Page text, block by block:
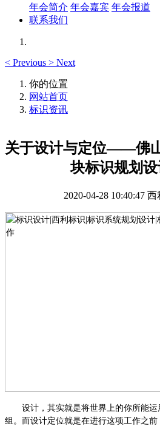
年会简介 年会嘉宾 年会报道
联系我们
< Previous > Next
你的位置
网站首页
标识资讯
关于设计与定位——佛
块标识规划
2020-04-28 10:40:47 西
设计，其实就是将世界上的你所能
组。而设计定位就是在进行这项工作之